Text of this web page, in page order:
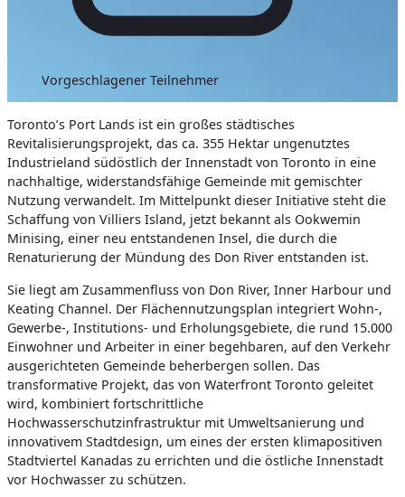
Vorgeschlagener Teilnehmer
Toronto’s Port Lands ist ein großes städtisches
Revitalisierungsprojekt, das ca. 355 Hektar ungenutztes
Industrieland südöstlich der Innenstadt von Toronto in eine
nachhaltige, widerstandsfähige Gemeinde mit gemischter
Nutzung verwandelt. Im Mittelpunkt dieser Initiative steht die
Schaffung von Villiers Island, jetzt bekannt als Ookwemin
Minising, einer neu entstandenen Insel, die durch die
Renaturierung der Mündung des Don River entstanden ist.
Sie liegt am Zusammenfluss von Don River, Inner Harbour und
Keating Channel. Der Flächennutzungsplan integriert Wohn-,
Gewerbe-, Institutions- und Erholungsgebiete, die rund 15.000
Einwohner und Arbeiter in einer begehbaren, auf den Verkehr
ausgerichteten Gemeinde beherbergen sollen. Das
transformative Projekt, das von Waterfront Toronto geleitet
wird, kombiniert fortschrittliche
Hochwasserschutzinfrastruktur mit Umweltsanierung und
innovativem Stadtdesign, um eines der ersten klimapositiven
Stadtviertel Kanadas zu errichten und die östliche Innenstadt
vor Hochwasser zu schützen.